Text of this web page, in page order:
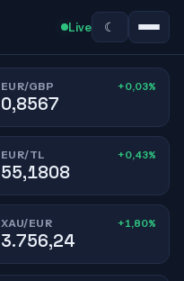
Live ☾
EUR/GBP +0,03%
0,8567
EUR/TL +0,43%
55,1808
XAU/EUR +1,80%
3.756,24